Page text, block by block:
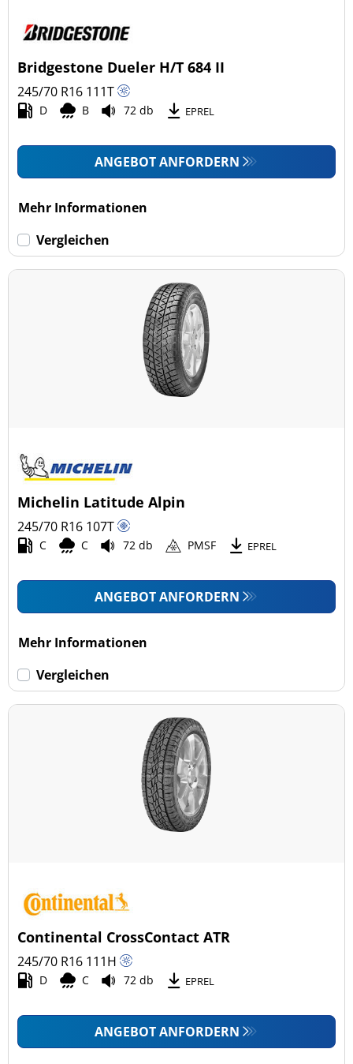
Bridgestone Dueler H/T 684 II
245/70 R16 111T
D B 72 db EPREL
ANGEBOT ANFORDERN
Mehr Informationen
Vergleichen
Michelin Latitude Alpin
245/70 R16 107T
C C 72 db PMSF EPREL
ANGEBOT ANFORDERN
Mehr Informationen
Vergleichen
Continental CrossContact ATR
245/70 R16 111H
D C 72 db EPREL
ANGEBOT ANFORDERN